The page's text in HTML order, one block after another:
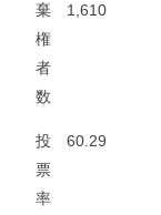
棄
権
者
数
1,610
投
票
率
60.29